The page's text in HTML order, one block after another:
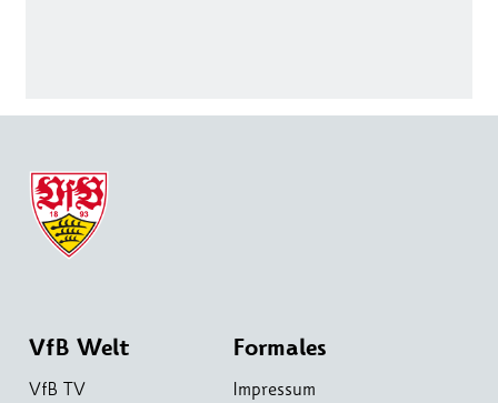
VfB Welt
VfB TV
Formales
Impressum